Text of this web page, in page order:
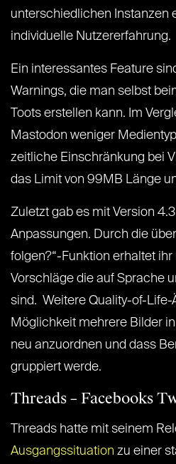
unterschiedlichen Instanzen
individuelle Nutzererfahrung.
Ein interessantes Feature
Warnings, die man selbst
Toots erstellen kann. Im
Mastodon weniger
zeitliche Einschränkung bei
das Limit von 99MB Länge
Zuletzt gab es mit Version
Anpassungen. Durch die
folgen?“-Funktion erhaltet
Vorschläge die auf Sprache
sind. Weitere Quality-of-Life-
Möglichkeit mehrere Bilder
neu anzuordnen und dass
gruppiert werde.
Threads – Facebooks
Threads hatte mit seinem
Ausgangssituation zu einer